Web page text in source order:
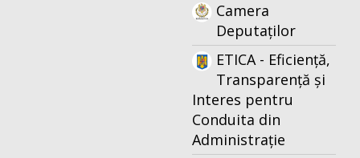
Camera
Deputaților
ETICA - Eficiență,
Transparență și
Interes pentru
Conduita din
Administrație